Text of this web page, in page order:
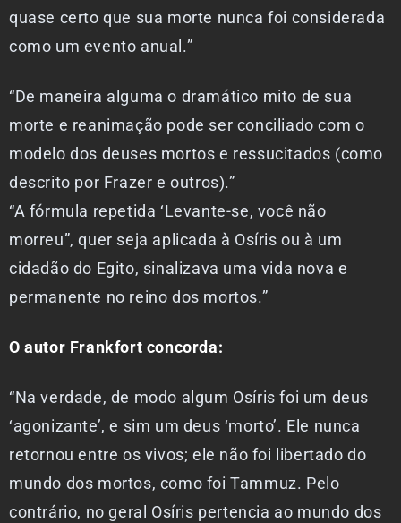
quase certo que sua morte nunca foi considerada
como um evento anual.”
“De maneira alguma o dramático mito de sua
morte e reanimação pode ser conciliado com o
modelo dos deuses mortos e ressucitados (como
descrito por Frazer e outros).”
“A fórmula repetida ‘Levante-se, você não
morreu”, quer seja aplicada à Osíris ou à um
cidadão do Egito, sinalizava uma vida nova e
permanente no reino dos mortos.”
O autor Frankfort concorda:
“Na verdade, de modo algum Osíris foi um deus
‘agonizante’, e sim um deus ‘morto’. Ele nunca
retornou entre os vivos; ele não foi libertado do
mundo dos mortos, como foi Tammuz. Pelo
contrário, no geral Osíris pertencia ao mundo dos